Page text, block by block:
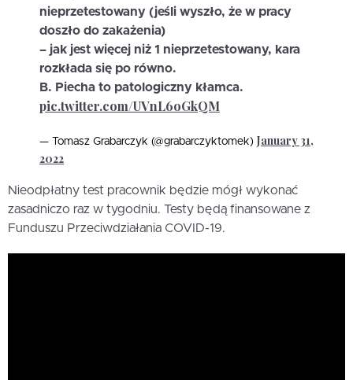
nieprzetestowany (jeśli wyszło, że w pracy
doszło do zakażenia)
– jak jest więcej niż 1 nieprzetestowany, kara
rozkłada się po równo.
B. Piecha to patologiczny kłamca.
pic.twitter.com/UVnL6oGkQM
— Tomasz Grabarczyk (@grabarczyktomek) January 31,
2022
Nieodpłatny test pracownik będzie mógł wykonać
zasadniczo raz w tygodniu. Testy będą finansowane z
Funduszu Przeciwdziałania COVID-19.